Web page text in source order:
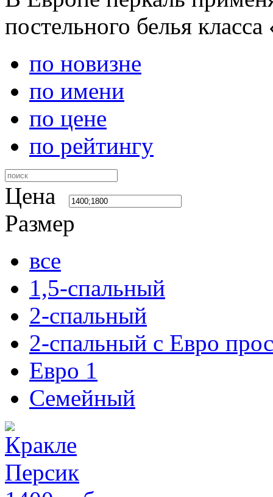
постельного белья
по новизне
по имени
по цене
по рейтингу
Цена
Размер
все
1,5-спальный
2-спальный
2-спальный с Евро
Евро 1
Семейный